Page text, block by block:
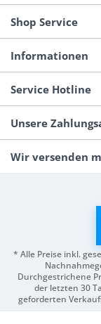
Shop Service
Informationen
Service Hotline
Unsere
Wir versenden
* Alle Preise inkl.
Durchgestrichene
der letzten 30
geforderten